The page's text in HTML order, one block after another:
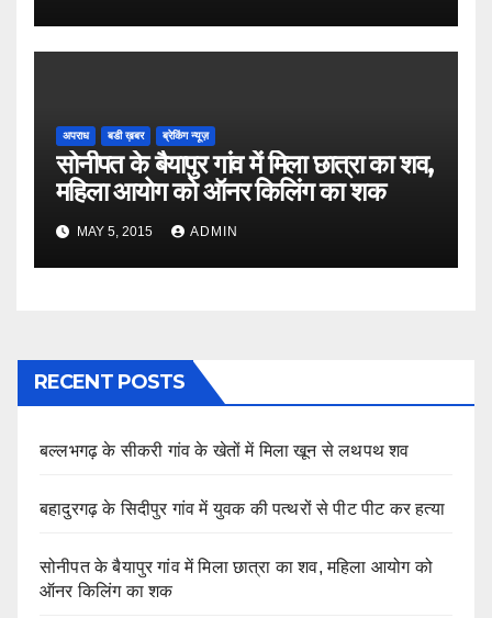
अपराध बडी ख़बर ब्रेकिंग न्यूज़
सोनीपत के बैयापुर गांव में मिला छात्रा का शव,
महिला आयोग को ऑनर किलिंग का शक
MAY 5, 2015 ADMIN
RECENT POSTS
बल्लभगढ़ के सीकरी गांव के खेतों में मिला खून से लथपथ शव
बहादुरगढ़ के सिदीपुर गांव में युवक की पत्थरों से पीट पीट कर हत्या
सोनीपत के बैयापुर गांव में मिला छात्रा का शव, महिला आयोग को
ऑनर किलिंग का शक